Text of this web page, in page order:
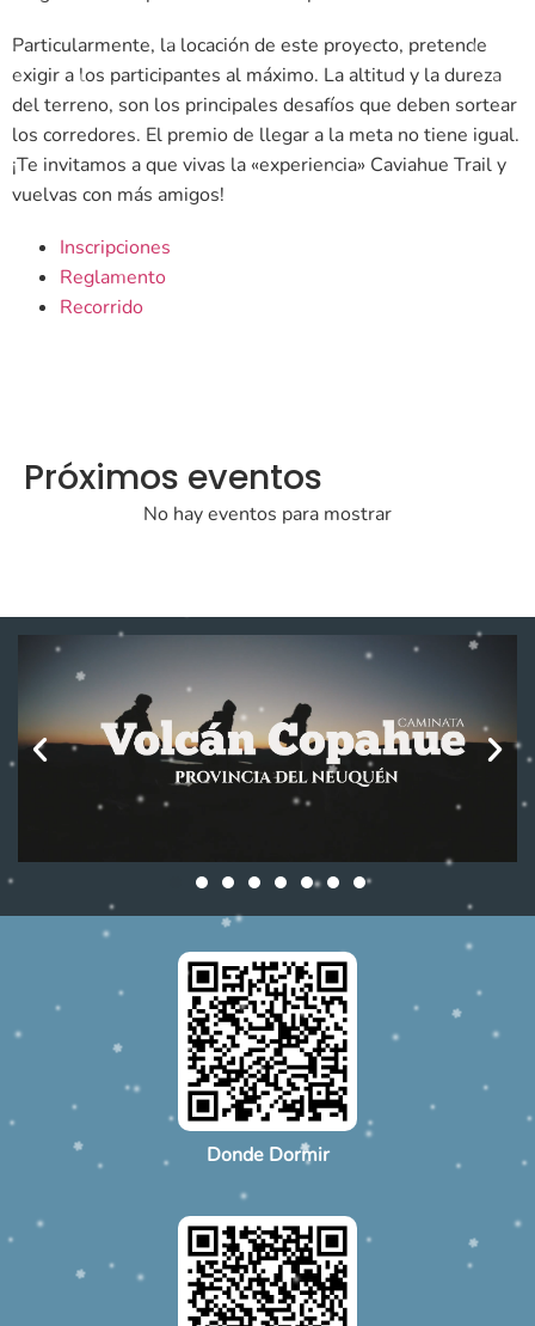
Particularmente, la locación de este proyecto, pretende
exigir a los participantes al máximo. La altitud y la dureza
del terreno, son los principales desafíos que deben sortear
los corredores. El premio de llegar a la meta no tiene igual.
¡Te invitamos a que vivas la «experiencia» Caviahue Trail y
vuelvas con más amigos!
Inscripciones
Reglamento
Recorrido
Próximos eventos
No hay eventos para mostrar
Donde Dormir